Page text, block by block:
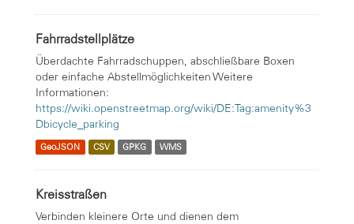
Fahrradstellplätze
Überdachte Fahrradschuppen, abschließbare Boxen
oder einfache Abstellmöglichkeiten Weitere
Informationen:
https://wiki.openstreetmap.org/wiki/DE:Tag:amenity%3
Dbicycle_parking
GeoJSON CSV GPKG WMS
Kreisstraßen
Verbinden kleinere Orte und dienen dem